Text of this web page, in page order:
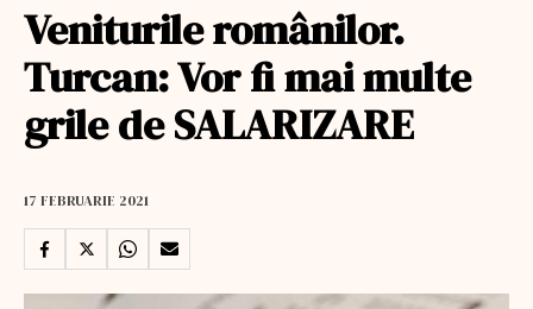
Veniturile românilor.
Turcan: Vor fi mai multe
grile de SALARIZARE
17 FEBRUARIE 2021